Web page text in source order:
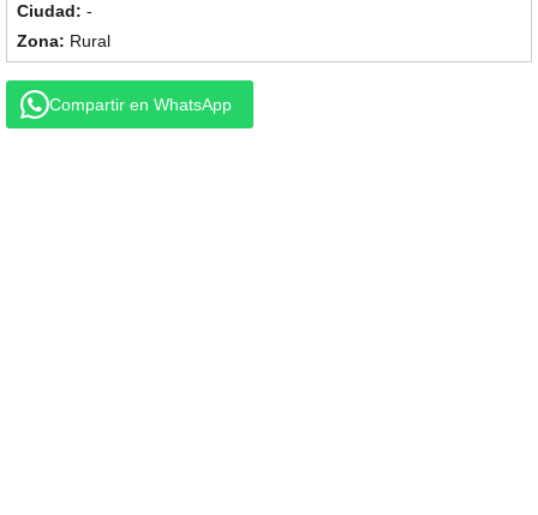
-
Rural
Compartir en WhatsApp